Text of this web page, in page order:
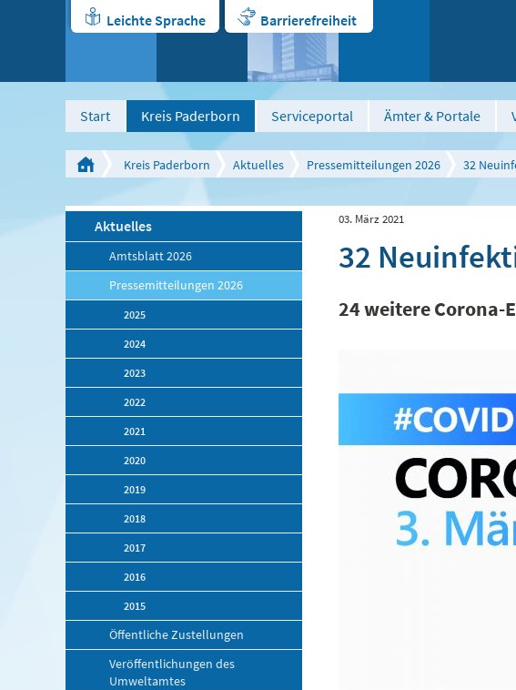
Leichte Sprache Barrierefreiheit
Start Kreis Paderborn Serviceportal Ämter & Portale
Kreis Paderborn Aktuelles Pressemitteilungen 2026 32
Aktuelles
Amtsblatt 2026
Pressemitteilungen 2026
2025
2024
2023
2022
2021
2020
2019
2018
2017
2016
2015
Öffentliche Zustellungen
Veröffentlichungen des
Umweltamtes
03. März 2021
32
24 weitere